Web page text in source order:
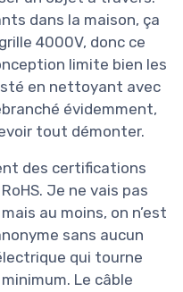
dans la maison, ça
4000V, donc ce
limite bien les
en nettoyant avec
évidemment,
tout démonter.
des certifications
Je ne vais pas
au moins, on n’est
sans aucun
qui tourne
Le câble